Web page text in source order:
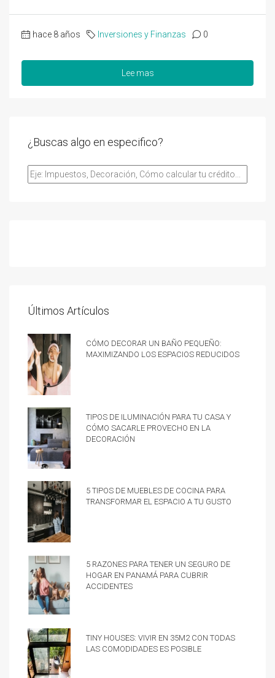
hace 8 años Inversiones y Finanzas 0
Lee mas
¿Buscas algo en especifico?
Últimos Artículos
Cómo decorar un baño pequeño:
Maximizando los espacios reducidos
Tipos de iluminación para tu casa y
cómo sacarle provecho en la
decoración
5 tipos de muebles de cocina para
transformar el espacio a tu gusto
5 razones para tener un Seguro de
hogar en Panamá para cubrir
accidentes
Tiny Houses: vivir en 35m2 con todas
las comodidades es posible